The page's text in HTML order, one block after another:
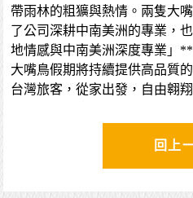
帶雨林的粗獷與熱情。兩隻大
了公司深耕中南美洲的專業，
地情感與中南美洲深度專業」
大嘴鳥假期將持續提供高品質
台灣旅客，從家出發，自由翱
回上